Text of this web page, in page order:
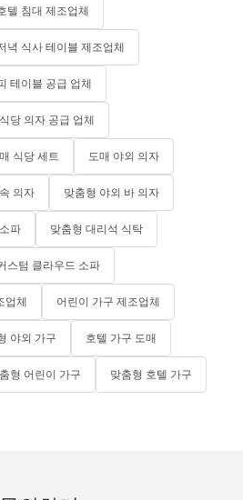
텔 침대 제조업체
녁 식사 테이블 제조업체
테이블 공급 업체
식당 의자 공급 업체
식당 세트 도매 야외 의자
의자 맞춤형 야외 바 의자
파 맞춤형 대리석 식탁
스텀 클라우드 소파
업체 어린이 가구 제조업체
야외 가구 호텔 가구 도매
형 어린이 가구 맞춤형 호텔 가구